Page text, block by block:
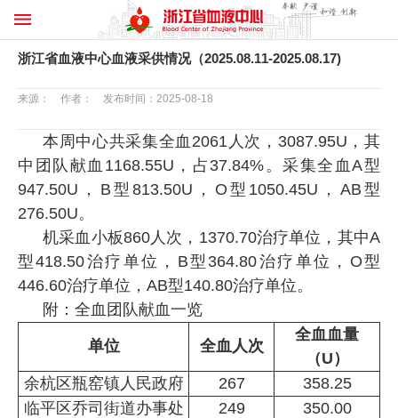
浙江省血液中心血液采供情况（2025.08.11-2025.08.17)
来源： 作者： 发布时间：2025-08-18
本周中心共采集全血 2061 人次， 3087.95U ，其
中团队献血 1168.55U ，占 37.84%。采集全血A型
947.50U ， B 型813.50U ， O 型 1050.45U ， AB 型
276.50U。
机采血小板860人次， 1370.70治疗单位，其中A
型418.50治疗单位， B型 364.80治疗单位， O型
446.60治疗单位， AB型140.80治疗单位。
附：全血团队献血一览
单位 全血人次
全血血量
（U）
余杭区瓶窑镇人民政府
267
358.25
临平区乔司街道办事处
249
350.00